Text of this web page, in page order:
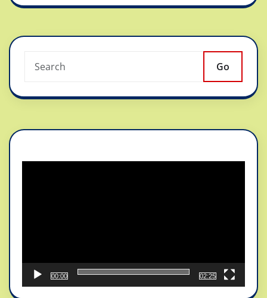
Go
00:00 02:25